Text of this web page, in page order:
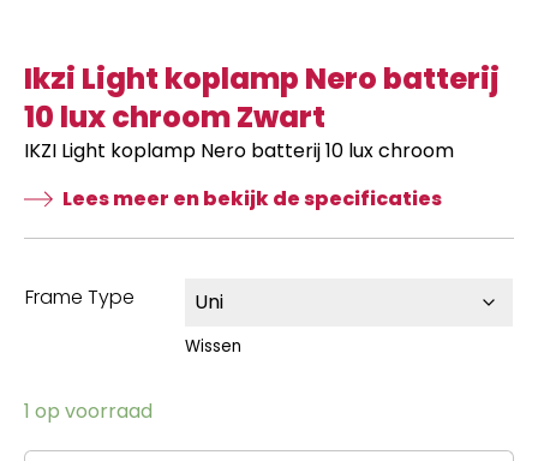
Ikzi Light koplamp Nero batterij
10 lux chroom Zwart
IKZI Light koplamp Nero batterij 10 lux chroom
Lees meer en bekijk de specificaties
Frame Type
Wissen
1 op voorraad